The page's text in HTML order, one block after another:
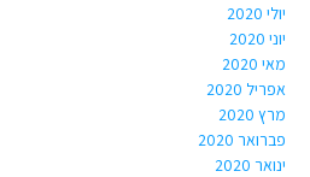
יולי 2020
יוני 2020
מאי 2020
אפריל 2020
מרץ 2020
פברואר 2020
ינואר 2020